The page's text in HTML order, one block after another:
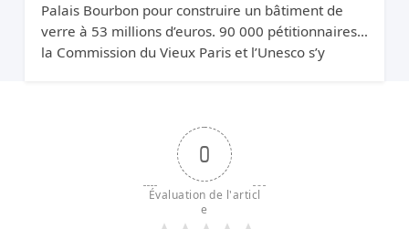
Palais Bourbon pour construire un bâtiment de
verre à 53 millions d’euros. 90 000 pétitionnaires,
la Commission du Vieux Paris et l’Unesco s’y
0
Évaluation de l'articl
e